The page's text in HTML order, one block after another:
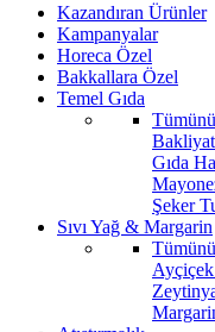
Kazandıran Ürünler
Kampanyalar
Horeca Özel
Bakkallara Özel
Temel Gıda
Gıda
Şeker
Sıvı Yağ & Margarin
Ayçiçek